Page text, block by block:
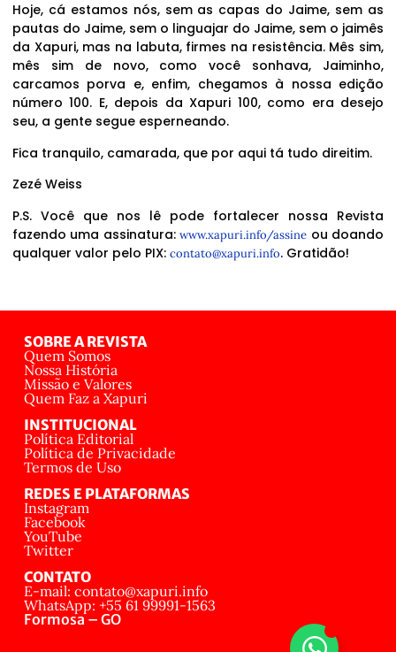
Hoje, cá estamos nós, sem as capas do Jaime, sem as
pautas do Jaime, sem o linguajar do Jaime, sem o jaimês
da Xapuri, mas na labuta, firmes na resistência. Mês sim,
mês sim de novo, como você sonhava, Jaiminho,
carcamos porva e, enfim, chegamos à nossa edição
número 100. E, depois da Xapuri 100, como era desejo
seu, a gente segue esperneando.
Fica tranquilo, camarada, que por aqui tá tudo direitim.
Zezé Weiss
P.S. Você que nos lê pode fortalecer nossa Revista
fazendo uma assinatura:www.xapuri.info/assine ou doando
qualquer valor pelo PIX: contato@xapuri.info. Gratidão!
SOBRE A REVISTA
Quem Somos
Nossa História
Missão e Valores
Quem Faz a Xapuri
INSTITUCIONAL
Política Editorial
Política de Privacidade
Termos de Uso
REDES E PLATAFORMAS
Instagram
Facebook
YouTube
Twitter
CONTATO
E-mail: contato@xapuri.info
WhatsApp: +55 61 99991-1563
Formosa – GO